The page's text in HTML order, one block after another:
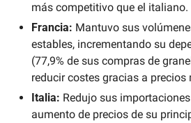
más competitivo que el italiano.
Francia: Mantuvo sus
estables, incrementando su
(77,9% de sus compras de
reducir costes gracias a precios
Italia: Redujo sus
aumento de precios de su